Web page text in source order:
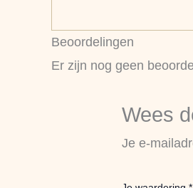
Beoordelingen
Er zijn nog geen
Wees
Je e-